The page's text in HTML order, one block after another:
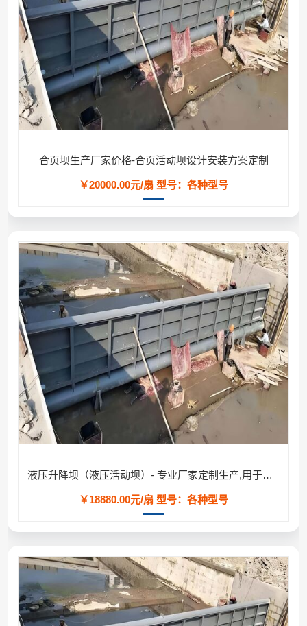
合页坝生产厂家价格-合页活动坝设计安装方案定制
￥20000.00元/扇 型号：各种型号
液压升降坝（液压活动坝）- 专业厂家定制生产,用于河道/防汛工程
￥18880.00元/扇 型号：各种型号